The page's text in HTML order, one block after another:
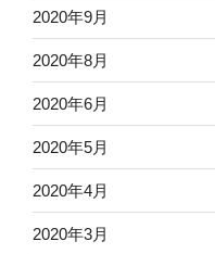
2020年9月
2020年8月
2020年6月
2020年5月
2020年4月
2020年3月